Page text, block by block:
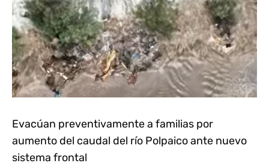
Evacúan preventivamente a familias por
aumento del caudal del río Polpaico ante nuevo
sistema frontal